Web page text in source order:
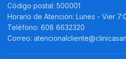
Código postal: 500001
Horario de Atención: Lunes - Vier
Teléfono: 608 6632320
Correo: